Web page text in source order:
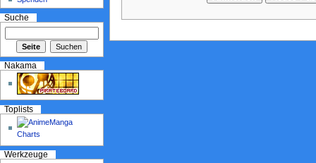
Suche
Nakama
Toplists
Werkzeuge